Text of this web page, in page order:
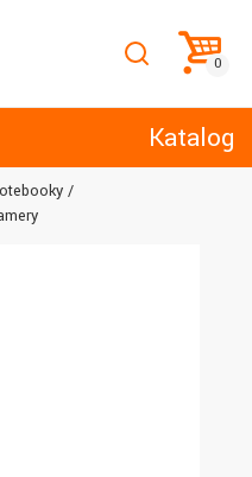
Katalog